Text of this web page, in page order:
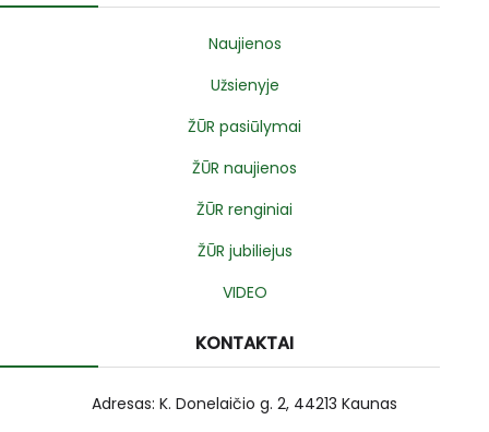
Naujienos
Užsienyje
ŽŪR pasiūlymai
ŽŪR naujienos
ŽŪR renginiai
ŽŪR jubiliejus
VIDEO
KONTAKTAI
Adresas: K. Donelaičio g. 2, 44213 Kaunas